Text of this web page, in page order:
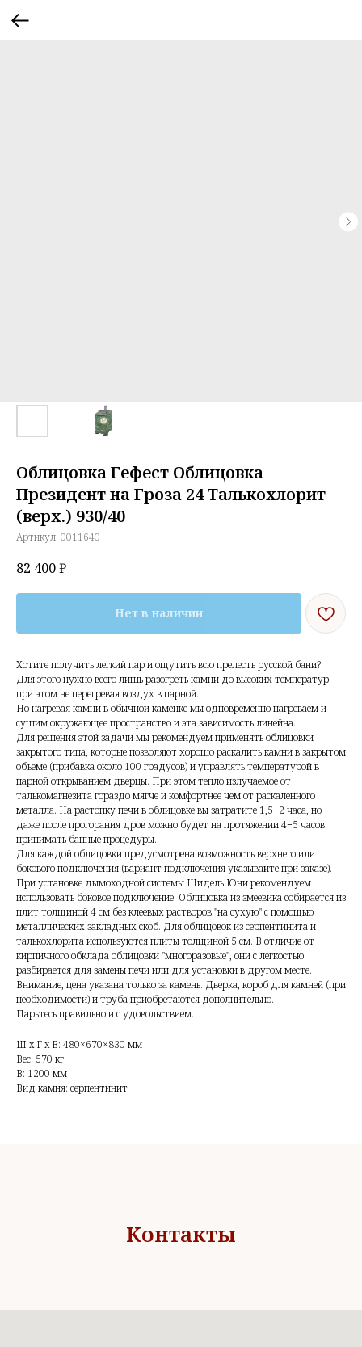
Облицовка Гефест Облицовка
Президент на Гроза 24 Талькохлорит
(верх.) 930/40
Артикул: 0011640
82 400₽
Нет в наличии
Хотите получить легкий пар и ощутить всю прелесть русской бани?
Для этого нужно всего лишь разогреть камни до высоких температур
при этом не перегревая воздух в парной.
Но нагревая камни в обычной каменке мы одновременно нагреваем и
сушим окружающее пространство и эта зависимость линейна.
Для решения этой задачи мы рекомендуем применять облицовки
закрытого типа, которые позволяют хорошо раскалить камни в закрытом
объеме (прибавка около 100 градусов) и управлять температурой в
парной открыванием дверцы. При этом тепло излучаемое от
талькомагнезита гораздо мягче и комфортнее чем от раскаленного
металла. На растопку печи в облицовке вы затратите 1,5−2 часа, но
даже после прогорания дров можно будет на протяжении 4−5 часов
принимать банные процедуры.
Для каждой облицовки предусмотрена возможность верхнего или
бокового подключения (вариант подключения указывайте при заказе).
При установке дымоходной системы Шидель Юни рекомендуем
использовать боковое подключение. Облицовка из змеевика собирается из
плит толщиной 4 см без клеевых растворов "на сухую" с помощью
металлических закладных скоб. Для облицовок из серпентинита и
талькохлорита используются плиты толщиной 5 см. В отличие от
кирпичного обклада облицовки "многоразовые", они с легкостью
разбирается для замены печи или для установки в другом месте.
Внимание, цена указана только за камень. Дверка, короб для камней (при
необходимости) и труба приобретаются дополнительно.
Парьтесь правильно и с удовольствием.
Ш x Г x В: 480×670×830 мм
Вес: 570 кг
В: 1200 мм
Вид камня: серпентинит
Контакты